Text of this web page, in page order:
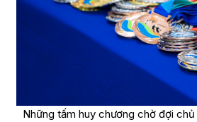
Những tấm huy chương chờ đợi chủ